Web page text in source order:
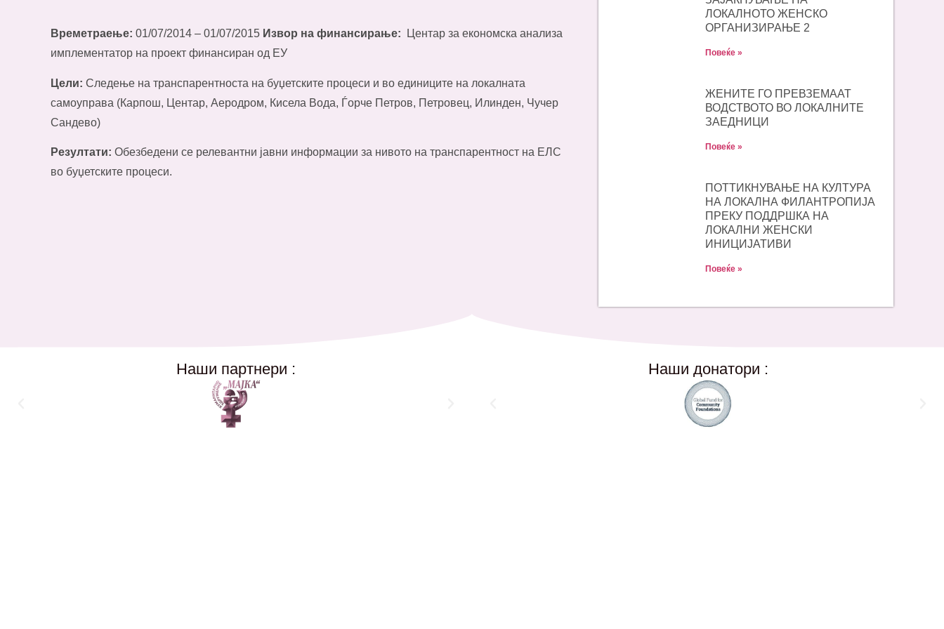
Времетраење: 01/07/2014 – 01/07/2015 Извор на финансирање: Центар за економска анализа
имплементатор на проект финансиран од ЕУ
Цели: Следење на транспарентноста на буџетските процеси и во единиците на локалната
самоуправа (Карпош, Центар, Аеродром, Кисела Вода, Ѓорче Петров, Петровец, Илинден, Чучер
Сандево)
Резултати: Обезбедени се релевантни јавни информации за нивото на транспарентност на ЕЛС
во буџетските процеси.
ЛОКАЛНОТО ЖЕНСКО
ОРГАНИЗИРАЊЕ 2
Повеќе »
ЖЕНИТЕ ГО ПРЕВЗЕМААТ
ВОДСТВОТО ВО ЛОКАЛНИТЕ
ЗАЕДНИЦИ
Повеќе »
ПОТТИКНУВАЊЕ НА КУЛТУРА
НА ЛОКАЛНА ФИЛАНТРОПИЈА
ПРЕКУ ПОДДРШКА НА
ЛОКАЛНИ ЖЕНСКИ
ИНИЦИЈАТИВИ
Повеќе »
Наши партнери : Наши донатори :